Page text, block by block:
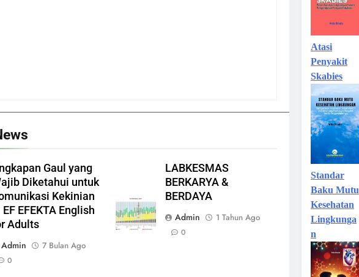
Gaul yang
Diketahui untuk
Kekinian
EF EFEKTA English
Adults
Admin
7 Bulan Ago
0
LABKESMAS
BERKARYA &
BERDAYA
Admin
1 Tahun Ago
0
Atasi
Penyakit
Skabies
Standar
Baku Mutu
Kesehatan
Lingkunga
n